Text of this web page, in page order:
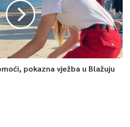
pokazna vježba u Blažuju